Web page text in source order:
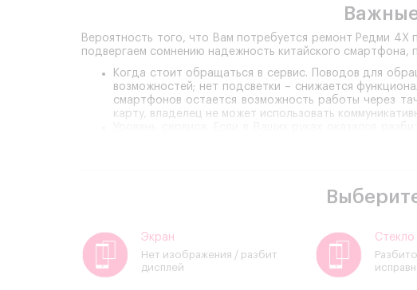
Вероятность того, что Вам потребуется ремонт Редми 4Х
подвергаем сомнению надежность китайского смартфона,
Когда стоит обращаться в сервис. Поводов для
возможностей; нет подсветки – снижается
смартфонов остается возможность работы через
карту, владелец не может использовать
необходимо максимально срочно обратиться в
4X, но и внимательное и ответственное отношение
профессионалам, отвечающим за качество своей
свои знания, повышая квалификацию в процессе
Профессиональное оборудование.
Гарантировать
качественные запчасти, используя
специалистов нашей компании.
Экран
Нет изображения / разбит
дисплей
Стекло